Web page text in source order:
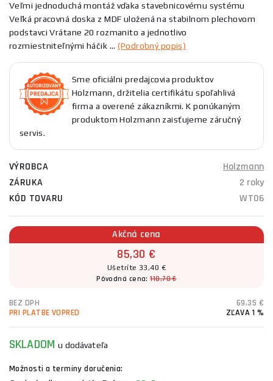
Veľmi jednoduchá montáž vďaka stavebnicovému systému
Veľká pracovná doska z MDF uložená na stabilnom plechovom
podstavci Vrátane 20 rozmanito a jednotlivo
rozmiestniteľnými háčik ...(Podrobný popis)
Sme oficiálni predajcovia produktov
Holzmann, držitelia certifikátu spoľahlivá
firma a overené zákazníkmi. K ponúkaným
produktom Holzmann zaisťujeme záručný
servis.
VÝROBCA
Holzmann
ZÁRUKA
2 roky
KÓD TOVARU
WT06
Akčná cena
85,30 €
Ušetríte 33,40 €
Pôvodná cena:118,70 €
BEZ DPH
69,35 €
PRI PLATBE VOPRED
ZĽAVA 1 %
SKLADOMu dodávateľa
Možnosti a termíny doručenia: